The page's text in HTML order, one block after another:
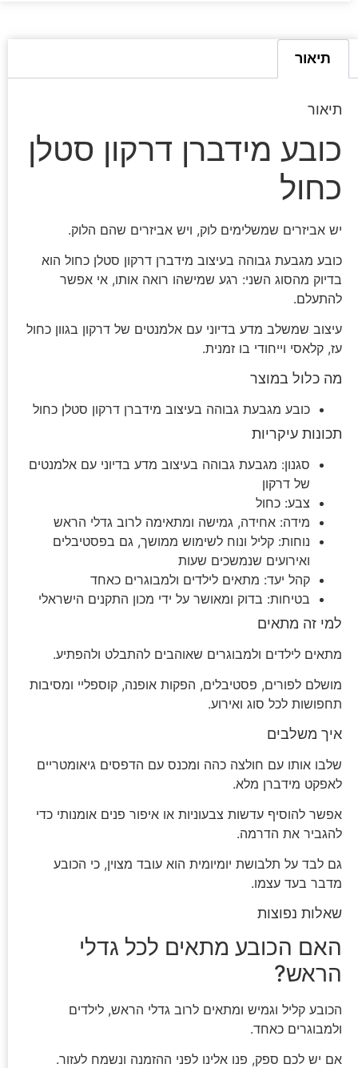
תיאור
תיאור
כובע מידברן דרקון סטלן
כחול
יש אביזרים שמשלימים לוק, ויש אביזרים שהם הלוק.
כובע מגבעת גבוהה בעיצוב מידברן דרקון סטלן כחול הוא
בדיוק מהסוג השני: רגע שמישהו רואה אותו, אי אפשר
להתעלם.
עיצוב שמשלב מדע בדיוני עם אלמנטים של דרקון בגוון כחול
עז, קלאסי וייחודי בו זמנית.
מה כלול במוצר
כובע מגבעת גבוהה בעיצוב מידברן דרקון סטלן כחול
תכונות עיקריות
סגנון: מגבעת גבוהה בעיצוב מדע בדיוני עם אלמנטים
של דרקון
צבע: כחול
מידה: אחידה, גמישה ומתאימה לרוב גדלי הראש
נוחות: קליל ונוח לשימוש ממושך, גם בפסטיבלים
ואירועים שנמשכים שעות
קהל יעד: מתאים לילדים ולמבוגרים כאחד
בטיחות: בדוק ומאושר על ידי מכון התקנים הישראלי
למי זה מתאים
מתאים לילדים ולמבוגרים שאוהבים להתבלט ולהפתיע.
מושלם לפורים, פסטיבלים, הפקות אופנה, קוספליי ומסיבות
תחפושות לכל סוג ואירוע.
איך משלבים
שלבו אותו עם חולצה כהה ומכנס עם הדפסים גיאומטריים
לאפקט מידברן מלא.
אפשר להוסיף עדשות צבעוניות או איפור פנים אומנותי כדי
להגביר את הדרמה.
גם לבד על תלבושת יומיומית הוא עובד מצוין, כי הכובע
מדבר בעד עצמו.
שאלות נפוצות
האם הכובע מתאים לכל גדלי
הראש?
הכובע קליל וגמיש ומתאים לרוב גדלי הראש, לילדים
ולמבוגרים כאחד.
אם יש לכם ספק, פנו אלינו לפני ההזמנה ונשמח לעזור.